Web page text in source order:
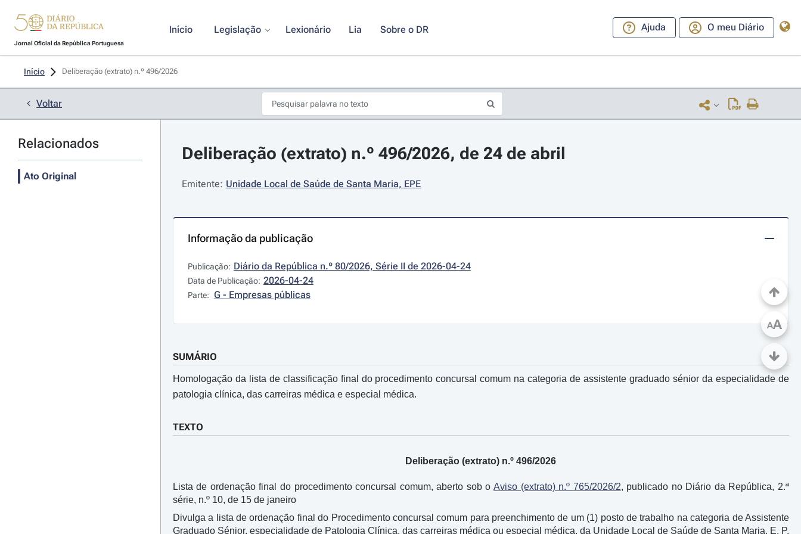
Jornal Oficial da República Portuguesa
Início Legislação Lexionário Lia Sobre o DR Ajuda O meu Diário
Início Deliberação (extrato) n.º 496/2026
Voltar
Relacionados
Ato Original
Deliberação (extrato) n.º 496/2026, de 24 de abril
Emitente: Unidade Local de Saúde de Santa Maria, EPE
Informação da publicação
Publicação: Diário da República n.º 80/2026, Série II de 2026-04-24
Data de Publicação: 2026-04-24
Parte: G - Empresas públicas
SUMÁRIO
Homologação da lista de classificação final do procedimento concursal comum na categoria de assistente graduado sénior da especialidade de
patologia clínica, das carreiras médica e especial médica.
TEXTO
Deliberação (extrato) n.º 496/2026
Lista de ordenação final do procedimento concursal comum, aberto sob o Aviso (extrato) n.º 765/2026/2, publicado no Diário da República, 2.ª
série, n.º 10, de 15 de janeiro
Divulga a lista de ordenação final do Procedimento concursal comum para preenchimento de um (1) posto de trabalho na categoria de Assistente
Graduado Sénior, especialidade de Patologia Clínica, das carreiras médica ou especial médica, da Unidade Local de Saúde de Santa Maria, E. P.
AA